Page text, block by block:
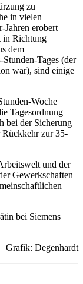
zu
in vielen
Jahren erobert
in Richtung
dem
Tages (der
war), sind einige
Woche
Tagesordnung
bei der Sicherung
Rückkehr zur 35-
und der
Gewerkschaften
bei Siemens
Grafik: Degenhardt